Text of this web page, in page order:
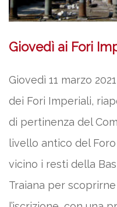
Giovedì ai Fori
Giovedì 11 marzo
dei Fori Imperiali,
di pertinenza del
livello antico del
vicino i resti della
Traiana per